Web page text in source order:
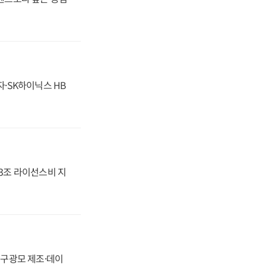
하이닉스 HB
라이선스비 지
광모 제조·데이